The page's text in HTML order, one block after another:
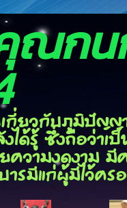
ง-
บภูมิปัญญาใ
รู้ ซึ่งถือว่าเป็
ความงดงาม
ารมีแก่ผู้มีไว้